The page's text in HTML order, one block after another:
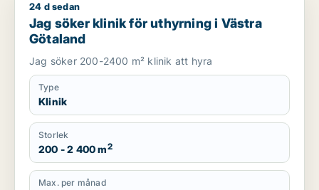
Jag söker klinik för uthyrning i Västra Götaland
24 d sedan
Jag söker klinik för uthyrning i Västra
Götaland
Jag söker 200-2400 m² klinik att hyra
Type
Klinik
Storlek
200 - 2 400 m2
Max. per månad